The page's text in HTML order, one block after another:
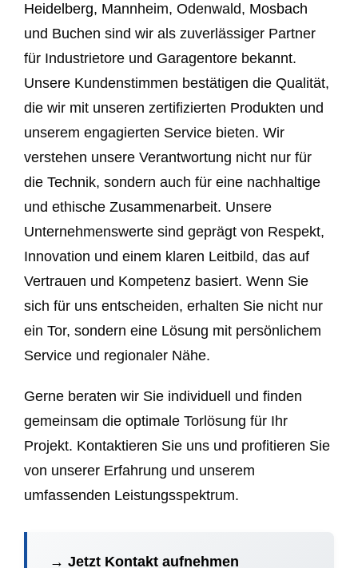
Heidelberg, Mannheim, Odenwald, Mosbach
und Buchen sind wir als zuverlässiger Partner
für Industrietore und Garagentore bekannt.
Unsere Kundenstimmen bestätigen die Qualität,
die wir mit unseren zertifizierten Produkten und
unserem engagierten Service bieten. Wir
verstehen unsere Verantwortung nicht nur für
die Technik, sondern auch für eine nachhaltige
und ethische Zusammenarbeit. Unsere
Unternehmenswerte sind geprägt von Respekt,
Innovation und einem klaren Leitbild, das auf
Vertrauen und Kompetenz basiert. Wenn Sie
sich für uns entscheiden, erhalten Sie nicht nur
ein Tor, sondern eine Lösung mit persönlichem
Service und regionaler Nähe.
Gerne beraten wir Sie individuell und finden
gemeinsam die optimale Torlösung für Ihr
Projekt. Kontaktieren Sie uns und profitieren Sie
von unserer Erfahrung und unserem
umfassenden Leistungsspektrum.
→ Jetzt Kontakt aufnehmen